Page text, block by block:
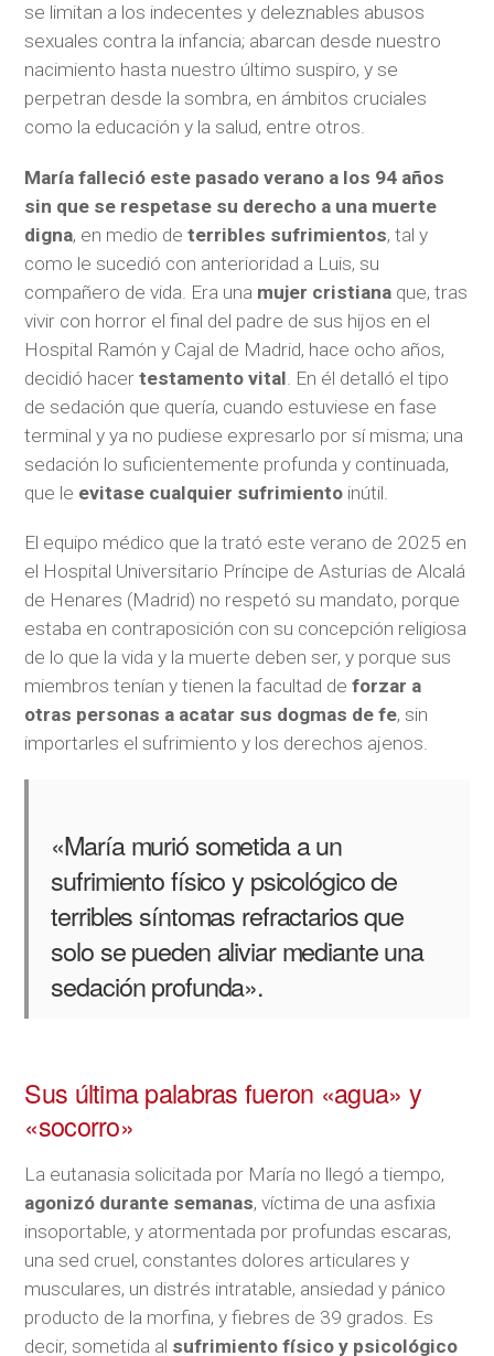
se limitan a los indecentes y deleznables abusos
sexuales contra la infancia; abarcan desde nuestro
nacimiento hasta nuestro último suspiro, y se
perpetran desde la sombra, en ámbitos cruciales
como la educación y la salud, entre otros.
María falleció este pasado verano a los 94 años
sin que se respetase su derecho a una muerte
digna, en medio deterribles sufrimientos, tal y
como le sucedió con anterioridad a Luis, su
compañero de vida. Era una mujer cristiana que, tras
vivir con horror el final del padre de sus hijos en el
Hospital Ramón y Cajal de Madrid, hace ocho años,
decidió hacertestamento vital . En él detalló el tipo
de sedación que quería, cuando estuviese en fase
terminal y ya no pudiese expresarlo por sí misma; una
sedación lo suficientemente profunda y continuada,
que le evitase cualquier sufrimiento inútil.
El equipo médico que la trató este verano de 2025 en
el Hospital Universitario Príncipe de Asturias de Alcalá
de Henares (Madrid) no respetó su mandato, porque
estaba en contraposición con su concepción religiosa
de lo que la vida y la muerte deben ser, y porque sus
miembros tenían y tienen la facultad deforzar a
otras personas a acatar sus dogmas de fe, sin
importarles el sufrimiento y los derechos ajenos.
«María murió sometida a un
sufrimiento físico y psicológico de
terribles síntomas refractarios que
solo se pueden aliviar mediante una
sedación profunda».
Sus última palabras fueron «agua» y
«socorro»
La eutanasia solicitada por María no llegó a tiempo,
agonizó durante semanas, víctima de una asfixia
insoportable, y atormentada por profundas escaras,
una sed cruel, constantes dolores articulares y
musculares, un distrés intratable, ansiedad y pánico
producto de la morfina, y fiebres de 39 grados. Es
decir, sometida al sufrimiento físico y psicológico